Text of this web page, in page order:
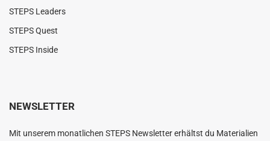
STEPS Leaders
STEPS Quest
STEPS Inside
NEWSLETTER
Mit unserem monatlichen STEPS Newsletter erhältst du Materialien